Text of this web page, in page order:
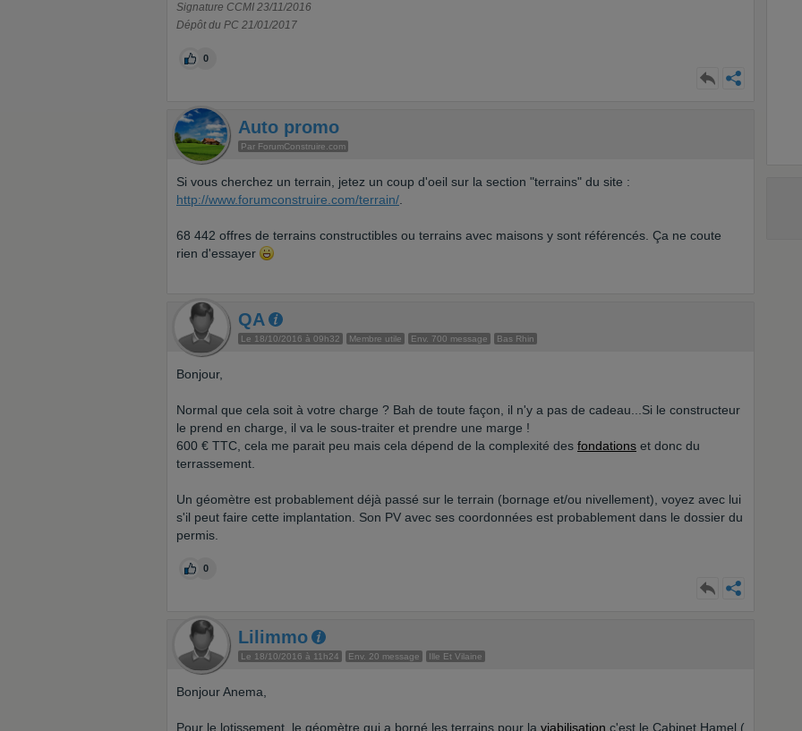
Signature CCMI 23/11/2016
Dépôt du PC 21/01/2017
0
Auto promo
Par ForumConstruire.com
Si vous cherchez un terrain, jetez un coup d'oeil sur la section "terrains" du site :
http://www.forumconstruire.com/terrain/
68 442 offres de terrains constructibles ou terrains avec maisons y sont référencés. Ça ne coute
rien d'essayer
QA
Le 18/10/2016 à 09h32 Membre utile Env. 700 message Bas Rhin
Bonjour,
Normal que cela soit à votre charge ? Bah de toute façon, il n'y a pas de cadeau...Si le constructeur
le prend en charge, il va le sous-traiter et prendre une marge !
600 € TTC, cela me parait peu mais cela dépend de la complexité des fondations et donc du
terrassement.
Un géomètre est probablement déjà passé sur le terrain (bornage et/ou nivellement), voyez avec lui
s'il peut faire cette implantation. Son PV avec ses coordonnées est probablement dans le dossier du
permis.
0
Lilimmo
Le 18/10/2016 à 11h24 Env. 20 message Ille Et Vilaine
Bonjour Anema,
Pour le lotissement, le géomètre qui a borné les terrains pour la viabilisation c'est le Cabinet Hamel (